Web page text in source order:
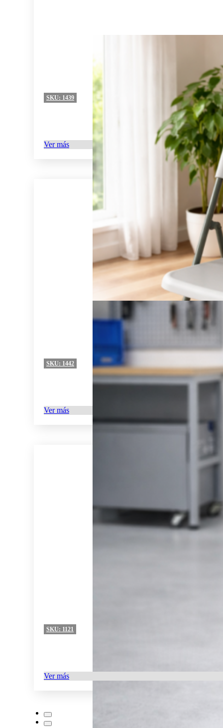
SKU: 1439
Ver más
SKU: 1442
Ver más
SKU: 1121
Ver más